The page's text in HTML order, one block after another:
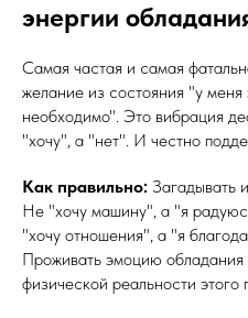
энергии
Самая частая и самая
желание из состояния "у меня
необходимо". Это вибрация
"хочу", а "нет". И честно
Как правильно: Загадывать
Не "хочу машину", а "я
"хочу отношения", а "я
Проживать эмоцию
физической реальности этого